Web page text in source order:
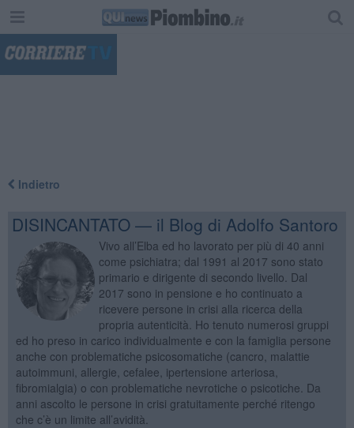
Indietro
DISINCANTATO — il Blog di Adolfo Santoro
Vivo all’Elba ed ho lavorato per più di 40 anni
come psichiatra; dal 1991 al 2017 sono stato
primario e dirigente di secondo livello. Dal
2017 sono in pensione e ho continuato a
ricevere persone in crisi alla ricerca della
propria autenticità. Ho tenuto numerosi gruppi
ed ho preso in carico individualmente e con la famiglia persone
anche con problematiche psicosomatiche (cancro, malattie
autoimmuni, allergie, cefalee, ipertensione arteriosa,
fibromialgia) o con problematiche nevrotiche o psicotiche. Da
anni ascolto le persone in crisi gratuitamente perché ritengo
che c’è un limite all’avidità.